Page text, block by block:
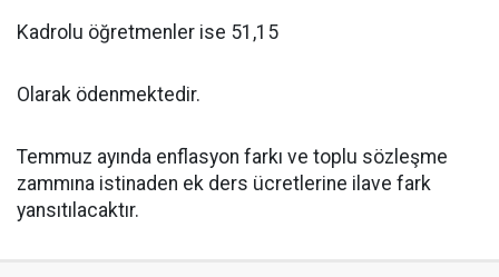
Kadrolu öğretmenler ise 51,15
Olarak ödenmektedir.
Temmuz ayında enflasyon farkı ve toplu sözleşme
zammına istinaden ek ders ücretlerine ilave fark
yansıtılacaktır.